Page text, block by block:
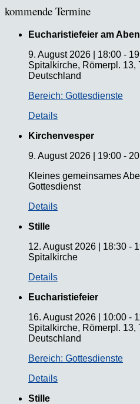
kommende Termine
Eucharistiefeier am
9. August 2026
18:00 -
Spitalkirche, Römerpl. 13,
Deutschland
Bereich: Gottesdienste
Details
Kirchenvesper
9. August 2026
19:00 -
Kleines gemeinsames
Gottesdienst
Details
Stille
12. August 2026
18:30 -
Spitalkirche
Details
Eucharistiefeier
16. August 2026
10:00 -
Spitalkirche, Römerpl. 13,
Deutschland
Bereich: Gottesdienste
Details
Stille